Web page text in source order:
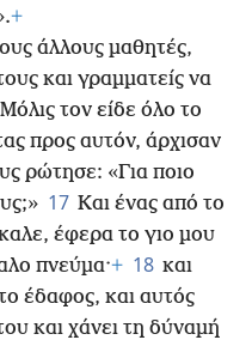
+
άλλους μαθητές,
και γραμματείς να
Μόλις τον είδε όλο το
προς αυτόν, άρχισαν
ρώτησε: «Για ποιο
17 Και ένας από το
έφερα το γιο μου
πνεύμα·+ 18 και
έδαφος, και αυτός
και χάνει τη δύναμή